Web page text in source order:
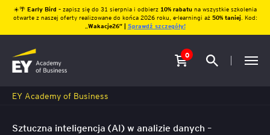
☀️🌴 Early Bird – zapisz się do 31 sierpnia i odbierz10% rabatu na wszystkie szkolenia
otwarte z naszej oferty realizowane do końca 2026 roku, e-learningi aż 50% taniej. Kod:
Wakacje26″ | Sprawdź szczegóły!
0
EY Academy of Business
Sztuczna inteligencja (AI) w analizie danych –